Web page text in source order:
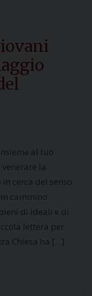
al tuo
la
cerca del senso
cammino
di ideali e di
lettera per
Chiesa ha […]